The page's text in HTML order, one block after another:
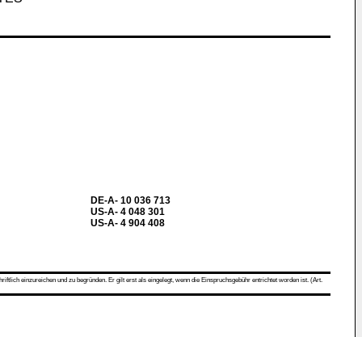
DE-A- 10 036 713
US-A- 4 048 301
US-A- 4 904 408
einzureichen und zu begründen. Er gilt erst als eingelegt, wenn die Einspruchsgebühr entrichtet worden ist. (Art.